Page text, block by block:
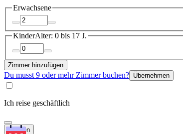
Erwachsene
KinderAlter: 0 bis 17 J.
Zimmer hinzufügen
Du musst 9 oder mehr Zimmer buchen? Übernehmen
Ich reise geschäftlich
Suchen